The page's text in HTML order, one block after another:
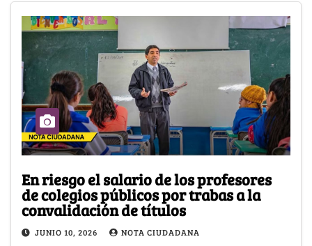
En riesgo el salario de los profesores
de colegios públicos por trabas a la
convalidación de títulos
JUNIO 10, 2026 NOTA CIUDADANA